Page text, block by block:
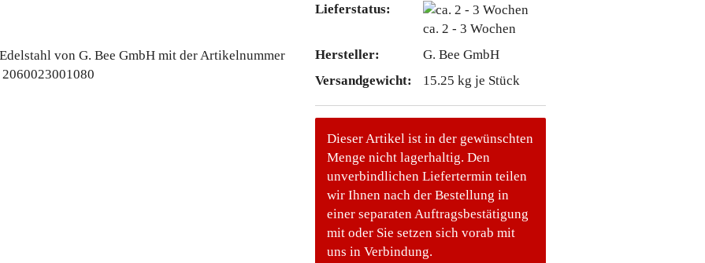
Lieferstatus:
ca. 2 - 3 Wochen
Hersteller:
G. Bee GmbH
Versandgewicht:
15.25 kg je Stück
Dieser Artikel ist in der gewünschten
Menge nicht lagerhaltig. Den
unverbindlichen Liefertermin teilen
wir Ihnen nach der Bestellung in
einer separaten Auftragsbestätigung
mit oder Sie setzen sich vorab mit
uns in Verbindung.